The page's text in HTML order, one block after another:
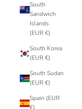
South
Sandwich
Islands
(EUR €)
South Korea
(EUR €)
South Sudan
(EUR €)
Spain (EUR